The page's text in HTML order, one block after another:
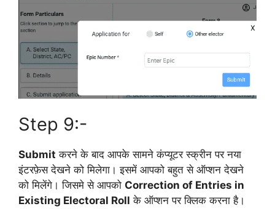
Step 9:-
Submit करने के बाद आपके सामने कंप्यूटर स्क्रीन पर नया
इंटरफ़ेस देखने को मिलेगा। इसमें आपको बहुत से ऑप्शन देखने
को मिलेंगे। जिसमे से आपको Correction of Entries in
Existing Electoral Roll के ऑप्शन पर क्लिक करना है।